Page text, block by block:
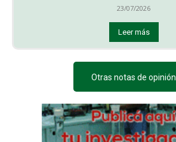
23/07/2026
Leer más
Otras notas de opinión